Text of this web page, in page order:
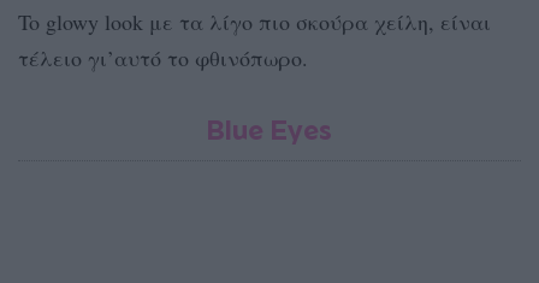
To glowy look με τα λίγο πιο σκούρα χείλη, είναι
τέλειο γι’αυτό το φθινόπωρο.
Blue Eyes